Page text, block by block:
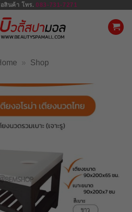
สินค้า โทร.083-731-7271
» Shop